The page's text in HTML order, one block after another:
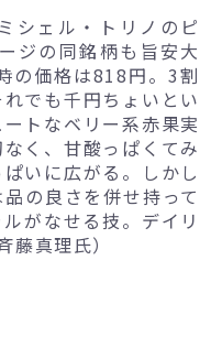
シェル・トリノのピ
ジの同銘柄も旨安大
の価格は818円。3割
でも千円ちょいとい
トなベリー系赤果実
く、甘酸っぱくてみ
いに広がる。しかし
の良さを併せ持って
がなせる技。デイリ
真理氏）